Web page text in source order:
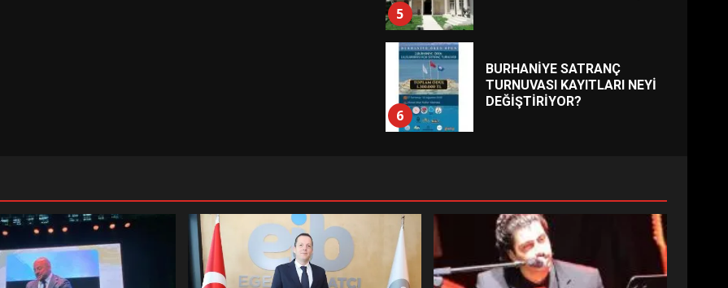
5
6
BURHANİYE SATRANÇ
TURNUVASI KAYITLARI NEYİ
DEĞİŞTİRİYOR?
7
YÖNETİM NASIL ŞEKİLLENDİ?
AYVALIK SU MİRASI İÇİN